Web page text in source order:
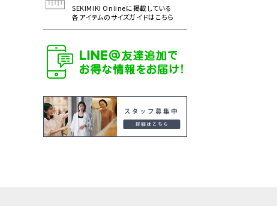
SEKIMIKI Onlineに掲載している
各アイテムのサイズガイドはこちら